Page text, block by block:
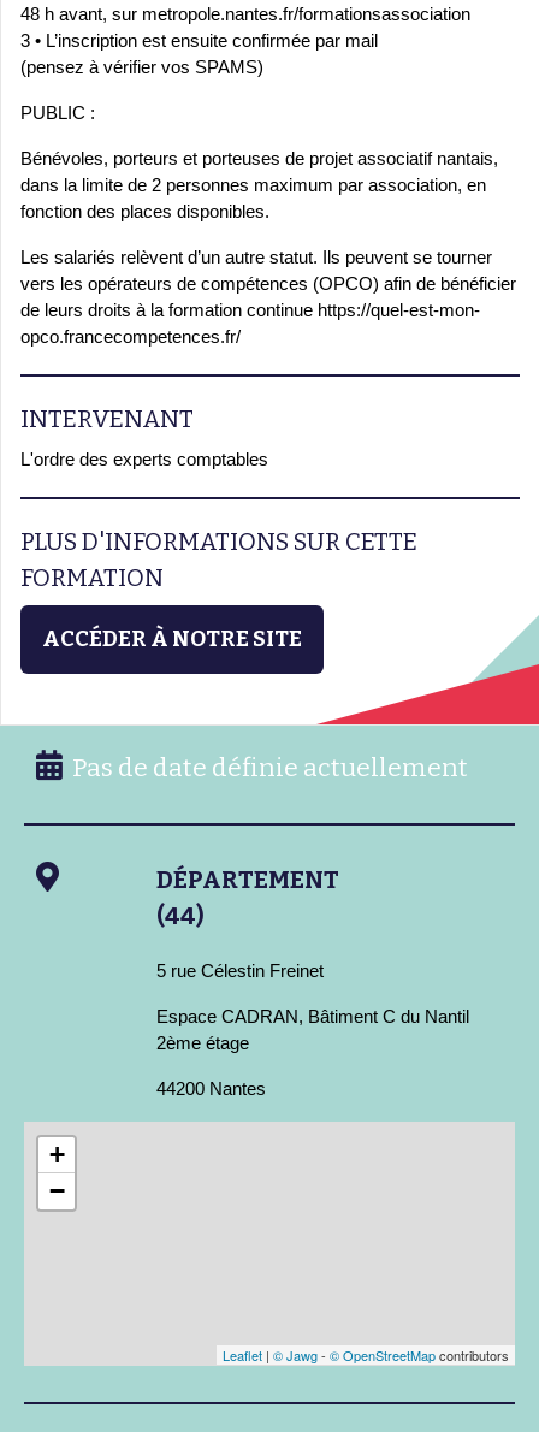
48 h avant, sur metropole.nantes.fr/formationsassociation
3 • L’inscription est ensuite confirmée par mail
(pensez à vérifier vos SPAMS)
PUBLIC :
Bénévoles, porteurs et porteuses de projet associatif nantais,
dans la limite de 2 personnes maximum par association, en
fonction des places disponibles.
Les salariés relèvent d’un autre statut. Ils peuvent se tourner
vers les opérateurs de compétences (OPCO) afin de bénéficier
de leurs droits à la formation continue https://quel-est-mon-
opco.francecompetences.fr/
INTERVENANT
L'ordre des experts comptables
PLUS D'INFORMATIONS SUR CETTE
FORMATION
ACCÉDER À NOTRE SITE
Pas de date définie actuellement
DÉPARTEMENT
(44)
5 rue Célestin Freinet
Espace CADRAN, Bâtiment C du Nantil
2ème étage
44200 Nantes
+
−
Leaflet | © Jawg- © OpenStreetMapcontributors